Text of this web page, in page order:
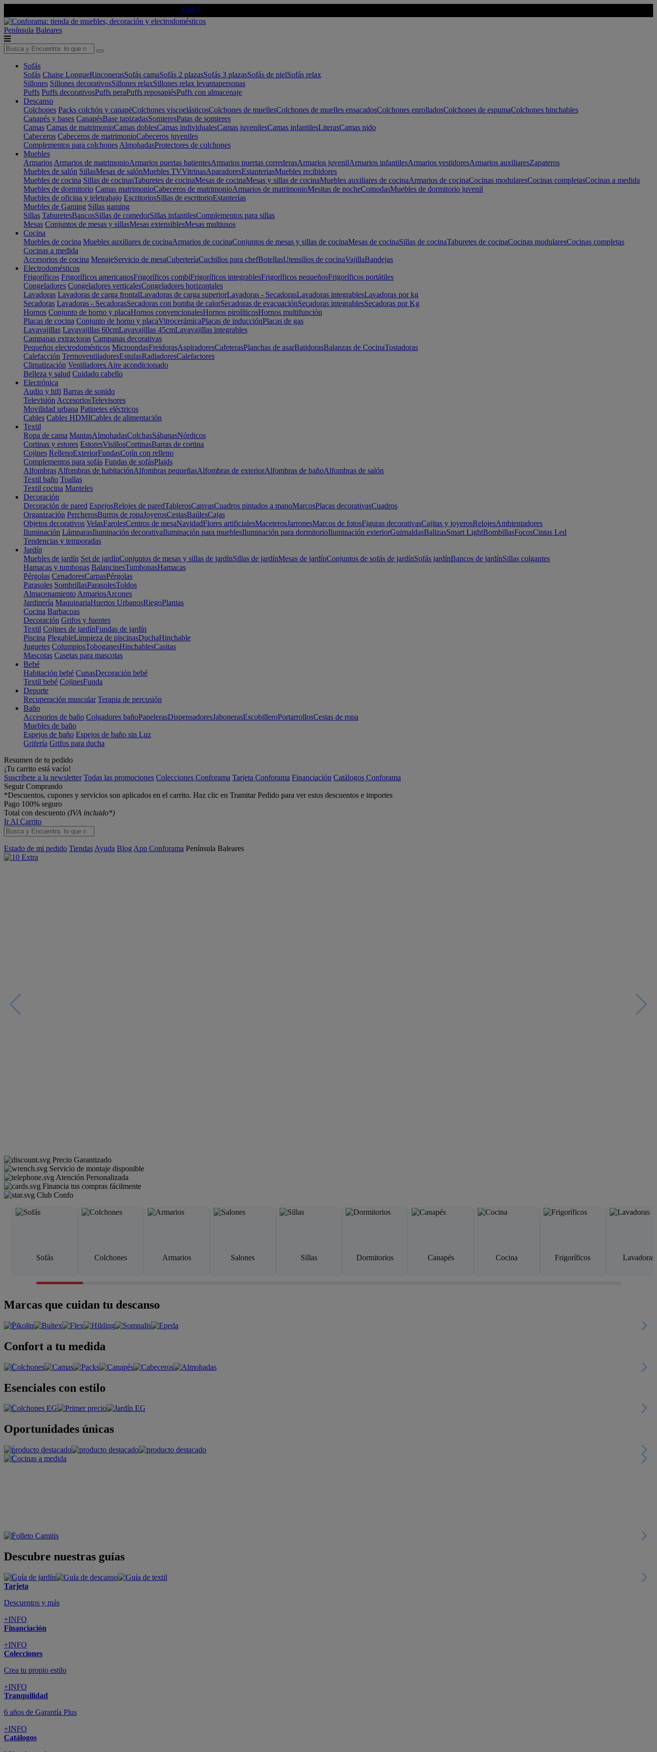
AQUÍ
Península Baleares
Sofás
Sofás Chaise LongueRinconerasSofás camaSofás 2 plazasSofás 3 plazasSofás de pielSofás relax
Sillones Sillones decorativosSillones relaxSillones relax levantapersonas
Puffs Puffs decorativosPuffs peraPuffs reposapiésPuffs con almacenaje
Descanso
Colchones Packs colchón y canapéColchones viscoelásticosColchones de muellesColchones de muelles ensacadosColchones enrolladosColchones de espumaColchones hinchables
Canapés y bases CanapésBase tapizadasSomieresPatas de somieres
Camas Camas de matrimonioCamas doblesCamas individualesCamas juvenilesCamas infantilesLiterasCamas nido
Cabeceros Cabeceros de matrimonioCabeceros juveniles
Complementos para colchones AlmohadasProtectores de colchones
Muebles
Armarios Armarios de matrimonioArmarios puertas batientesArmarios puertas correderasArmarios juvenilArmarios infantilesArmarios vestidoresArmarios auxiliaresZapateros
Muebles de salón SillasMesas de salónMuebles TVVitrinasAparadoresEstanteriasMuebles recibidores
Muebles de cocina Sillas de cocinasTaburetes de cocinaMesas de cocinaMesas y sillas de cocinaMuebles auxiliares de cocinaArmarios de cocinaCocinas modularesCocinas completasCocinas a medida
Muebles de dormitorio Camas matrimonioCabeceros de matrimonioArmarios de matrimonioMesitas de nocheComodasMuebles de dormitorio juvenil
Muebles de oficina y teletrabajo EscritoriosSillas de escritorioEstanterías
Muebles de Gaming Sillas gaming
Sillas TaburetesBancosSillas de comedorSillas infantilesComplementos para sillas
Mesas Conjuntos de mesas y sillasMesas extensiblesMesas multiusos
Cocina
Muebles de cocina Muebles auxiliares de cocinaArmarios de cocinaConjuntos de mesas y sillas de cocinaMesas de cocinaSillas de cocinaTaburetes de cocinaCocinas modularesCocinas completas
Cocinas a medida
Accesorios de cocina MenajeServicio de mesaCuberteríaCuchillos para chefBotellasUtensilios de cocinaVajillaBandejas
Electrodomésticos
Frigoríficos Frigoríficos americanosFrigoríficos combiFrigoríficos integrablesFrigoríficos pequeñosFrigoríficos portátiles
Congeladores Congeladores verticalesCongeladores horizontales
Lavadoras Lavadoras de carga frontalLavadoras de carga superiorLavadoras - SecadorasLavadoras integrablesLavadoras por kg
Secadoras Lavadoras - SecadorasSecadoras con bomba de calorSecadoras de evacuaciónSecadoras integrablesSecadoras por Kg
Hornos Conjunto de horno y placaHornos convencionalesHornos pirolíticosHornos multifunción
Placas de cocina Conjunto de horno y placaVitrocerámicaPlacas de inducciónPlacas de gas
Lavavajillas Lavavajillas 60cmLavavajillas 45cmLavavajillas integrables
Campanas extractoras Campanas decorativas
Pequeños electrodomésticos MicroondasFreidorasAspiradoresCafeterasPlanchas de asarBatidorasBalanzas de CocinaTostadoras
Calefacción TermoventiladoresEstufasRadiadoresCalefactores
Climatización Ventiladores Aire acondicionado
Belleza y salud Cuidado cabello
Electrónica
Audio y hifi Barras de sonido
Televisión AccesoriosTelevisores
Movilidad urbana Patinetes eléctricos
Cables Cables HDMICables de alimentación
Textil
Ropa de cama MantasAlmohadasColchasSábanasNórdicos
Cortinas y estores EstoresVisillosCortinasBarras de cortina
Cojines RellenoExteriorFundasCojín con relleno
Complementos para sofás Fundas de sofásPlaids
Alfombras Alfombras de habitaciónAlfombras pequeñasAlfombras de exteriorAlfombras de bañoAlfombras de salón
Textil baño Toallas
Textil cocina Manteles
Decoración
Decoración de pared EspejosRelojes de paredTablerosCanvasCuadros pintados a manoMarcosPlacas decorativasCuadros
Organización PercherosBurros de ropaJoyerosCestasBaúlesCajas
Objetos decorativos VelasFarolesCentros de mesaNavidadFlores artificialesMaceterosJarronesMarcos de fotosFiguras decorativasCajitas y joyerosRelojesAmbientadores
Iluminación LámparasIluminación decorativaIluminación para mueblesIluminación para dormitorioIluminación exteriorGuirnaldasBalizasSmart LightBombillasFocosCintas Led
Tendencias y temporadas
Jardín
Muebles de jardín Set de jardínConjuntos de mesas y sillas de jardínSillas de jardínMesas de jardínConjuntos de sofás de jardínSofás jardínBancos de jardínSillas colgantes
Hamacas y tumbonas BalancinesTumbonasHamacas
Pérgolas CenadoresCarpasPérgolas
Parasoles SombrillasParasolesToldos
Almacenamiento ArmariosArcones
Jardinería MaquinariaHuertos UrbanosRiegoPlantas
Cocina Barbacoas
Decoración Grifos y fuentes
Textil Cojines de jardínFundas de jardín
Piscina PlegableLimpieza de piscinasDuchaHinchable
Juguetes ColumpiosToboganesHinchablesCasitas
Mascotas Casetas para mascotas
Bebé
Habitación bebé CunasDecoración bebé
Textil bebé CojinesFunda
Deporte
Recuperación muscular Terapia de percusión
Baño
Accesorios de baño Colgadores bañoPapelerasDispensadoresJabonerasEscobilleroPortarrollosCestas de ropa
Muebles de baño
Espejos de baño Espejos de baño sin Luz
Grifería Grifos para ducha
Resumen de tu pedido
¡Tu carrito está vacío!
Suscríbete a la newsletter Todas las promociones Colecciones Conforama Tarjeta Conforama Financiación Catálogos Conforama
Seguir Comprando
*Descuentos, cupones y servicios son aplicados en el carrito. Haz clic en Tramitar Pedido para ver estos descuentos e importes
Pago 100% seguro
Total con descuento (IVA incluido*)
Ir Al Carrito
Estado de mi pedido Tiendas Ayuda Blog App Conforama Península Baleares
Precio Garantizado
Servicio de montaje disponible
Atención Personalizada
Financia tus compras fácilmente
Club Confo
Sofás Colchones Armarios Salones Sillas Dormitorios Canapés Cocina Frigoríficos Lavadoras
Marcas que cuidan tu descanso
Confort a tu medida
Esenciales con estilo
Oportunidades únicas
Descubre nuestras guías
Tarjeta
Descuentos y más
+INFO
Financiación
+INFO
Colecciones
Crea tu propio estilo
+INFO
Tranquilidad
6 años de Garantía Plus
+INFO
Catálogos